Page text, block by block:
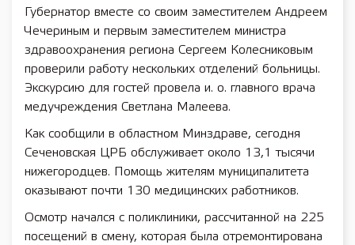
Губернатор вместе со своим заместителем Андреем
Чечериным и первым заместителем министра
здравоохранения региона Сергеем Колесниковым
проверили работу нескольких отделений больницы.
Экскурсию для гостей провела и. о. главного врача
медучреждения Светлана Малеева.
Как сообщили в областном Минздраве, сегодня
Сеченовская ЦРБ обслуживает около 13,1 тысячи
нижегородцев. Помощь жителям муниципалитета
оказывают почти 130 медицинских работников.
Осмотр начался с поликлиники, рассчитанной на 225
посещений в смену, которая была отремонтирована